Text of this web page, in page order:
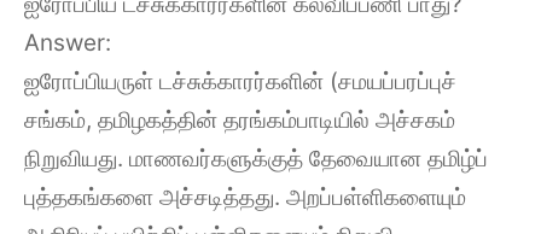
Answer:
ஐரோப்பியருள் டச்சுக்காரர்களின் (சமயப்பரப்புச்
சங்கம், தமிழகத்தின் தரங்கம்பாடியில் அச்சகம்
நிறுவியது. மாணவர்களுக்குத் தேவையான தமிழ்ப்
புத்தகங்களை அச்சடித்தது. அறப்பள்ளிகளையும்